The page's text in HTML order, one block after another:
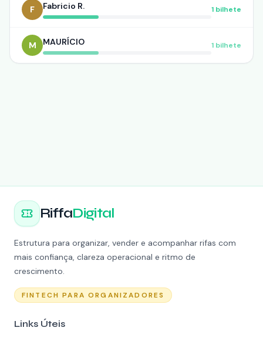
F Fabricio R. 1 bilhete
M MAURÍCIO 1 bilhete
RiffaDigital
Estrutura para organizar, vender e acompanhar rifas com
mais confiança, clareza operacional e ritmo de
crescimento.
FINTECH PARA ORGANIZADORES
Links Úteis